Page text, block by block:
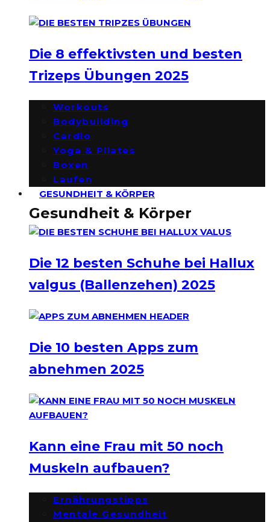
Die 8 effektivsten und besten
Trizeps Übungen 2025
Workouts
Bodybuilding
Cardio
Yoga & Pilates
Boxen
Laufen
GESUNDHEIT & KÖRPER
Gesundheit & Körper
Die 12 besten Schuhe bei Hallux
valgus (Ballenzehen) 2025
Die 10 besten Apps zum
abnehmen 2025
Kann eine Frau mit 50 noch
Muskeln aufbauen?
Ernährungstipps
Mentale Gesundheit